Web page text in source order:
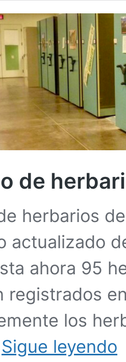
de
herbarios
actualizado
ahora 95
registrados
los
Sigue leyendo